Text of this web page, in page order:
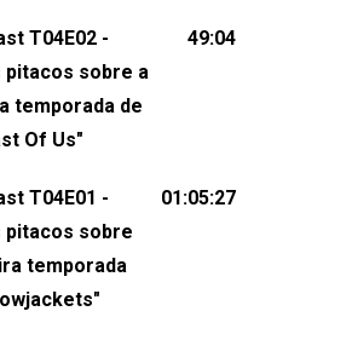
podcast@lesbout.com.br. E
de visitar nosso site e
⁠⁠⁠⁠@lesbout_br⁠⁠⁠⁠ Instagram:
de
de
T04E02 -
pitacos sobre a
temporada de
Of Us"
49:04
T04E01 -
pitacos sobre
temporada
01:05:27